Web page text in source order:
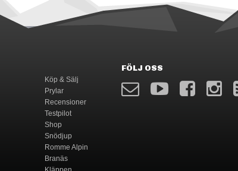
Köp & Sälj
Prylar
Recensioner
Testpilot
Shop
Snödjup
Romme Alpin
Branäs
FÖLJ OSS